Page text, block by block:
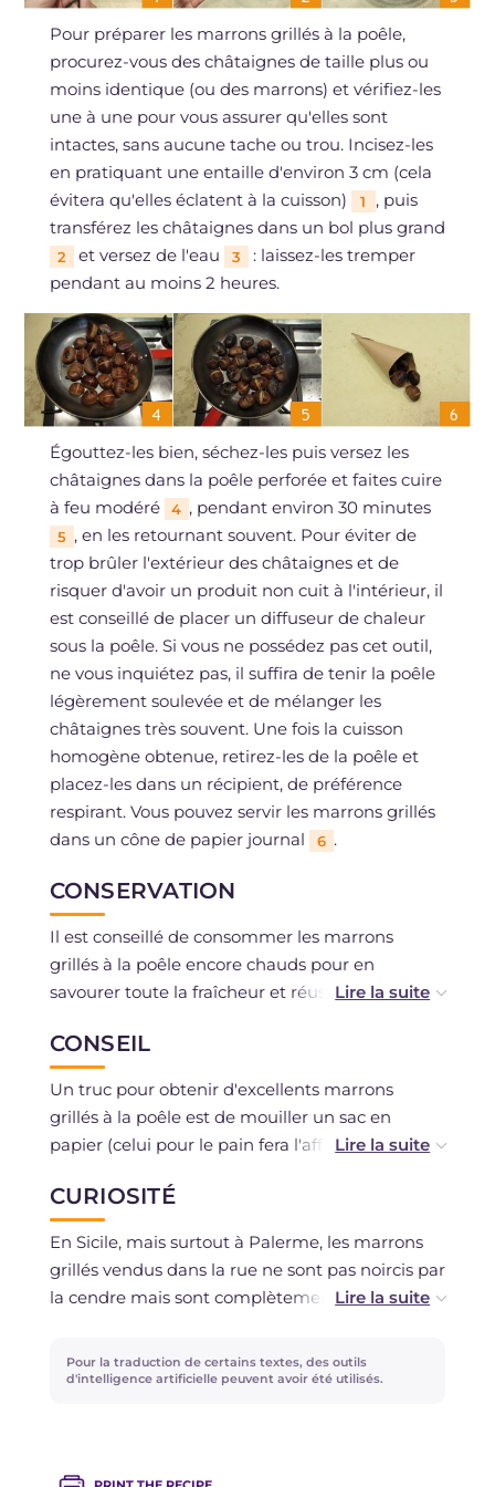
Pour préparer les marrons grillés à la poêle,
procurez-vous des châtaignes de taille plus ou
moins identique (ou des marrons) et vérifiez-les
une à une pour vous assurer qu'elles sont
intactes, sans aucune tache ou trou. Incisez-les
en pratiquant une entaille d'environ 3 cm (cela
évitera qu'elles éclatent à la cuisson)
1
, puis
transférez les châtaignes dans un bol plus grand
2 et versez de l'eau 3
: laissez-les tremper
pendant au moins 2 heures.
Égouttez-les bien, séchez-les puis versez les
châtaignes dans la poêle perforée et faites cuire
à feu modéré
4 , pendant environ 30 minutes
5 , en les retournant souvent. Pour éviter de
trop brûler l'extérieur des châtaignes et de
risquer d'avoir un produit non cuit à l'intérieur, il
est conseillé de placer un diffuseur de chaleur
sous la poêle. Si vous ne possédez pas cet outil,
ne vous inquiétez pas, il suffira de tenir la poêle
légèrement soulevée et de mélanger les
châtaignes très souvent. Une fois la cuisson
homogène obtenue, retirez-les de la poêle et
placez-les dans un récipient, de préférence
respirant. Vous pouvez servir les marrons grillés
dans un cône de papier journal
6 .
CONSERVATION
Il est conseillé de consommer les marrons
grillés à la poêle encore chauds pour en
savourer toute la fraîcheur et réussir à les
conserver pendant 1 à 2 jours maximum.
CONSEIL
Un truc pour obtenir d'excellents marrons
grillés à la poêle est de mouiller un sac en
papier (celui pour le pain fera l'affaire) et de
veillant à ce qu'il ne sèche pas, car il brûlerait
ensuite. Pendant la cuisson, mouillez-le donc
fréquemment : cela permettra aux marrons
grillés de cuire en conservant une partie de leur
humidité, et de rester ainsi plus tendres.
Pour que les marrons grillés se pèlent
CURIOSITÉ
En Sicile, mais surtout à Palerme, les marrons
grillés vendus dans la rue ne sont pas noircis par
la cendre mais sont complètement blancs, cela
châtaignes cuites, on ajoute directement sur la
braise une pincée de sel qui produit une fumée
Pour la traduction de certains textes, des outils
d'intelligence artificielle peuvent avoir été utilisés.